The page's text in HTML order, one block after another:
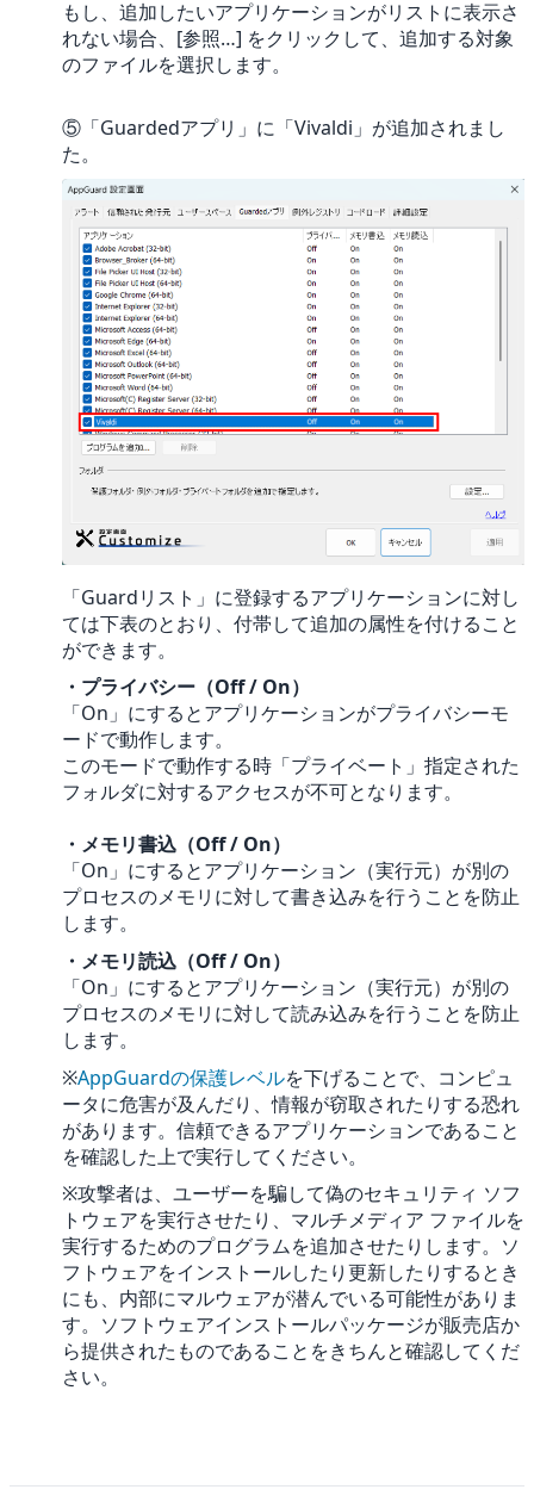
もし、追加したいアプリケーションがリストに表示さ
れない場合、[参照…] をクリックして、追加する対象
のファイルを選択します。
⑤「Guardedアプリ」に「Vivaldi」が追加されまし
た。
「Guardリスト」に登録するアプリケーションに対し
ては下表のとおり、付帯して追加の属性を付けること
ができます。
・プライバシー（Off / On）
「On」にするとアプリケーションがプライバシーモ
ードで動作します。
このモードで動作する時「プライベート」指定された
フォルダに対するアクセスが不可となります。
・メモリ書込（Off / On）
「On」にするとアプリケーション（実行元）が別の
プロセスのメモリに対して書き込みを行うことを防止
します。
・メモリ読込（Off / On）
「On」にするとアプリケーション（実行元）が別の
プロセスのメモリに対して読み込みを行うことを防止
します。
※AppGuardの保護レベルを下げることで、コンピュ
ータに危害が及んだり、情報が窃取されたりする恐れ
があります。信頼できるアプリケーションであること
を確認した上で実行してください。
※攻撃者は、ユーザーを騙して偽のセキュリティ ソフ
トウェアを実行させたり、マルチメディア ファイルを
実行するためのプログラムを追加させたりします。ソ
フトウェアをインストールしたり更新したりするとき
にも、内部にマルウェアが潜んでいる可能性がありま
す。ソフトウェアインストールパッケージが販売店か
ら提供されたものであることをきちんと確認してくだ
さい。